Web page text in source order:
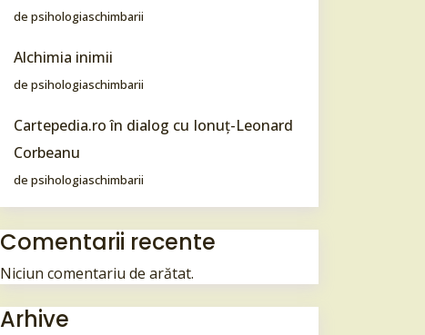
de psihologiaschimbarii
Alchimia inimii
de psihologiaschimbarii
Cartepedia.ro în dialog cu Ionuţ-Leonard
Corbeanu
de psihologiaschimbarii
Comentarii recente
Niciun comentariu de arătat.
Arhive